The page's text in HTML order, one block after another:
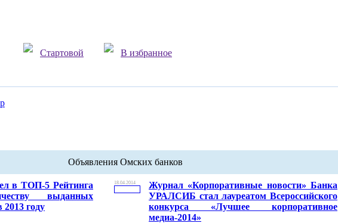
Стартовой
В избранное
Объявления Омских банков
в ТОП-5 Рейтинга
выданных
году
18.04.2014
Журнал «Корпоративные новости» Банка
УРАЛСИБ стал лауреатом Всероссийского
конкурса «Лучшее корпоративное
медиа-2014»